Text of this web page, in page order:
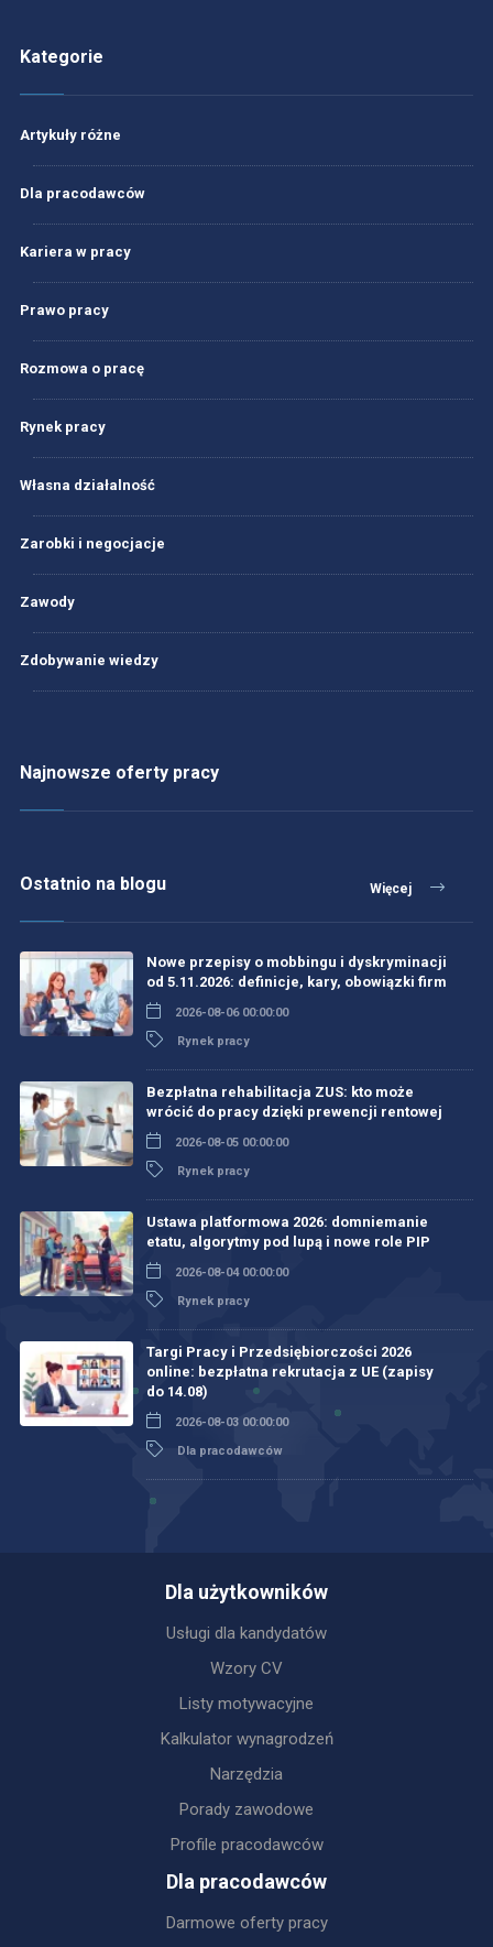
Kategorie
Artykuły różne
Dla pracodawców
Kariera w pracy
Prawo pracy
Rozmowa o pracę
Rynek pracy
Własna działalność
Zarobki i negocjacje
Zawody
Zdobywanie wiedzy
Najnowsze oferty pracy
Ostatnio na blogu Więcej
Nowe przepisy o mobbingu i dyskryminacji
od 5.11.2026: definicje, kary, obowiązki firm
2026-08-06 00:00:00
Rynek pracy
Bezpłatna rehabilitacja ZUS: kto może
wrócić do pracy dzięki prewencji rentowej
2026-08-05 00:00:00
Rynek pracy
Ustawa platformowa 2026: domniemanie
etatu, algorytmy pod lupą i nowe role PIP
2026-08-04 00:00:00
Rynek pracy
Targi Pracy i Przedsiębiorczości 2026
online: bezpłatna rekrutacja z UE (zapisy
do 14.08)
2026-08-03 00:00:00
Dla pracodawców
Dla użytkowników
Usługi dla kandydatów
Wzory CV
Listy motywacyjne
Kalkulator wynagrodzeń
Narzędzia
Porady zawodowe
Profile pracodawców
Dla pracodawców
Darmowe oferty pracy